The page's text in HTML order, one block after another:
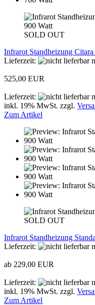
SOLD OUT
Infrarot Standheizung
Lieferzeit:
525,00 EUR
Lieferzeit:
inkl. 19% MwSt. zzgl.
Zum Artikel
SOLD OUT
Infrarot Standheizung
Lieferzeit:
ab 229,00 EUR
Lieferzeit:
inkl. 19% MwSt. zzgl.
Zum Artikel